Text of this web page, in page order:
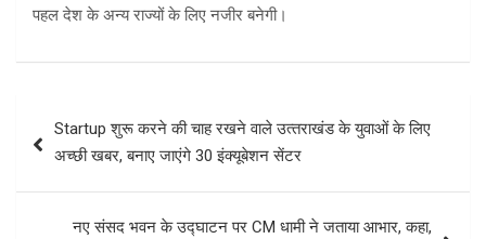
पहल देश के अन्य राज्यों के लिए नजीर बनेगी।
navigation
Startup शुरू करने की चाह रखने वाले उत्‍तराखंड के युवाओं के लिए
अच्‍छी खबर, बनाए जाएंगे 30 इंक्यूबेशन सेंटर
नए संसद भवन के उद्घाटन पर CM धामी ने जताया आभार, कहा,